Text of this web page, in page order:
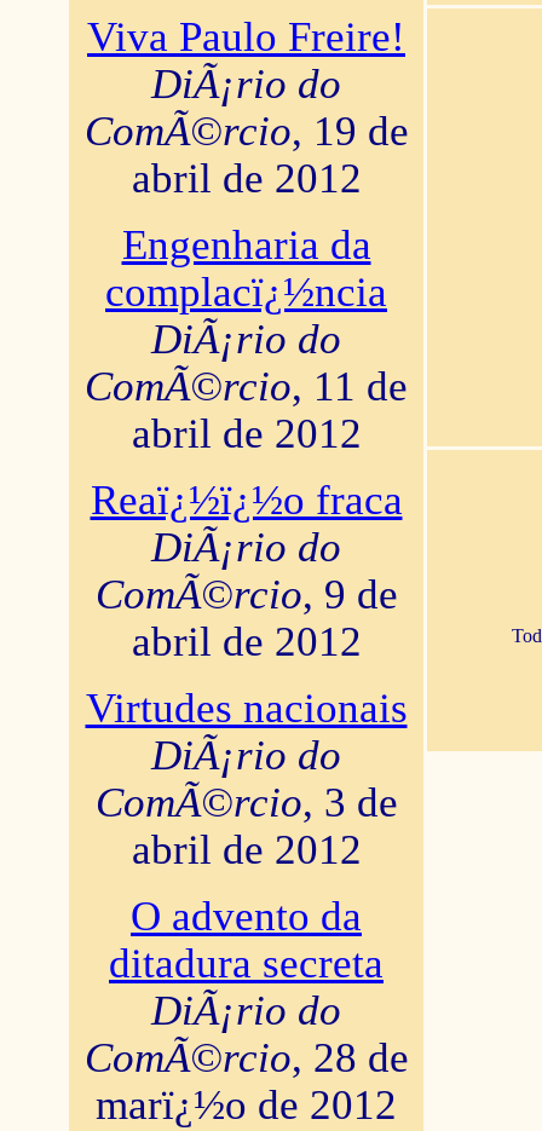
Viva Paulo Freire!
DiÃ¡rio do
ComÃ©rcio, 19 de
abril de 2012
Engenharia da
complacï¿½ncia
DiÃ¡rio do
ComÃ©rcio, 11 de
abril de 2012
Reaï¿½ï¿½o fraca
DiÃ¡rio do
ComÃ©rcio, 9 de
abril de 2012
Virtudes nacionais
DiÃ¡rio do
ComÃ©rcio, 3 de
abril de 2012
O advento da
ditadura secreta
DiÃ¡rio do
ComÃ©rcio, 28 de
marï¿½o de 2012